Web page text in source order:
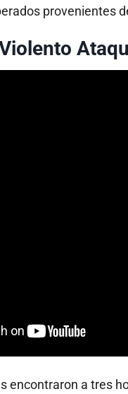
provenientes
encontraron a tres